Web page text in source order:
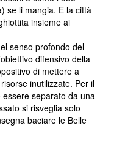
se li mangia. E la città
insieme ai
senso profondo del
difensivo della
di mettere a
inutilizzate. Per il
separato da una
si risveglia solo
baciare le Belle